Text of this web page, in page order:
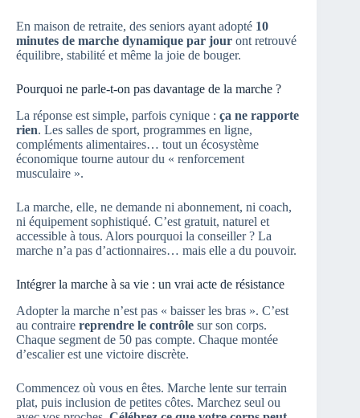
En maison de retraite, des seniors ayant adopté 10
minutes de marche dynamique par jour ont retrouvé
équilibre, stabilité et même la joie de bouger.
Pourquoi ne parle-t-on pas davantage de la marche ?
La réponse est simple, parfois cynique : ça ne rapporte
rien. Les salles de sport, programmes en ligne,
compléments alimentaires… tout un écosystème
économique tourne autour du « renforcement
musculaire ».
La marche, elle, ne demande ni abonnement, ni coach,
ni équipement sophistiqué. C’est gratuit, naturel et
accessible à tous. Alors pourquoi la conseiller ? La
marche n’a pas d’actionnaires… mais elle a du pouvoir.
Intégrer la marche à sa vie : un vrai acte de résistance
Adopter la marche n’est pas « baisser les bras ». C’est
au contraire reprendre le contrôle sur son corps.
Chaque segment de 50 pas compte. Chaque montée
d’escalier est une victoire discrète.
Commencez où vous en êtes. Marche lente sur terrain
plat, puis inclusion de petites côtes. Marchez seul ou